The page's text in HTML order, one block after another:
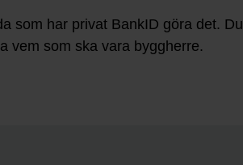
som har privat BankID göra det. Du
vem som ska vara byggherre.